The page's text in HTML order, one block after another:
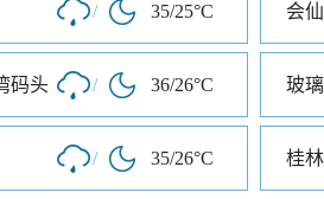
/ 35/25°C 会
码头 / 36/26°C 玻
/ 35/26°C 桂